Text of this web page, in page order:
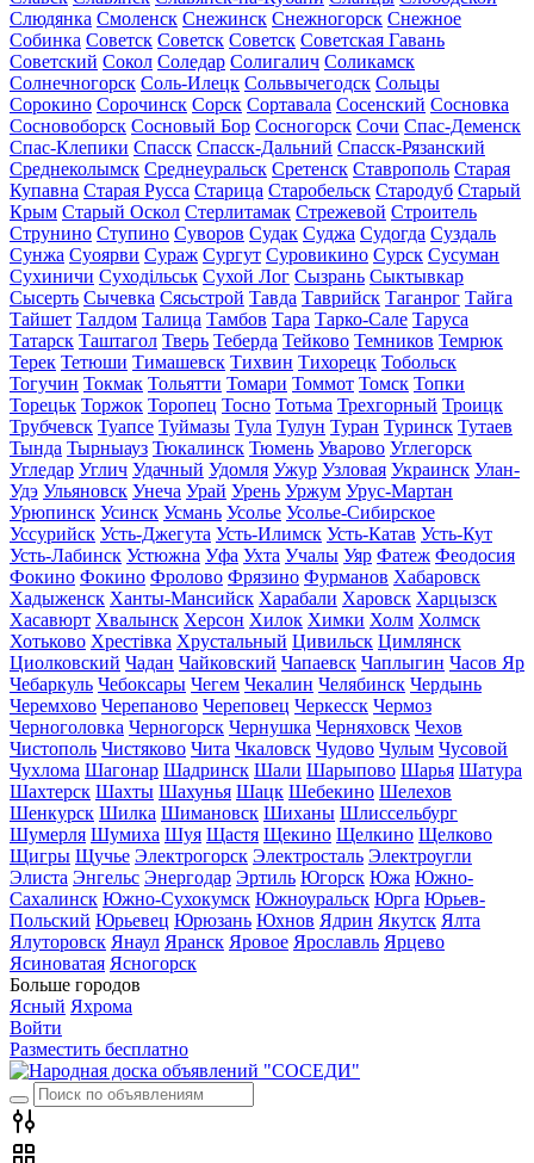
Слюдянка Смоленск Снежинск Снежногорск Снежное
Собинка Советск Советск Советск Советская Гавань
Советский Сокол Соледар Солигалич Соликамск
Солнечногорск Соль-Илецк Сольвычегодск Сольцы
Сорокино Сорочинск Сорск Сортавала Сосенский Сосновка
Сосновоборск Сосновый Бор Сосногорск Сочи Спас-Деменск
Спас-Клепики Спасск Спасск-Дальний Спасск-Рязанский
Среднеколымск Среднеуральск Сретенск Ставрополь Старая
Купавна Старая Русса Старица Старобельск Стародуб Старый
Крым Старый Оскол Стерлитамак Стрежевой Строитель
Струнино Ступино Суворов Судак Суджа Судогда Суздаль
Сунжа Суоярви Сураж Сургут Суровикино Сурск Сусуман
Сухиничи Суходільськ Сухой Лог Сызрань Сыктывкар
Сысерть Сычевка Сясьстрой Тавда Таврийск Таганрог Тайга
Тайшет Талдом Талица Тамбов Тара Тарко-Сале Таруса
Татарск Таштагол Тверь Теберда Тейково Темников Темрюк
Терек Тетюши Тимашевск Тихвин Тихорецк Тобольск
Тогучин Токмак Тольятти Томари Томмот Томск Топки
Торецьк Торжок Торопец Тосно Тотьма Трехгорный Троицк
Трубчевск Туапсе Туймазы Тула Тулун Туран Туринск Тутаев
Тында Тырныауз Тюкалинск Тюмень Уварово Углегорск
Угледар Углич Удачный Удомля Ужур Узловая Украинск Улан-
Удэ Ульяновск Унеча Урай Урень Уржум Урус-Мартан
Урюпинск Усинск Усмань Усолье Усолье-Сибирское
Уссурийск Усть-Джегута Усть-Илимск Усть-Катав Усть-Кут
Усть-Лабинск Устюжна Уфа Ухта Учалы Уяр Фатеж Феодосия
Фокино Фокино Фролово Фрязино Фурманов Хабаровск
Хадыженск Ханты-Мансийск Харабали Харовск Харцызск
Хасавюрт Хвалынск Херсон Хилок Химки Холм Холмск
Хотьково Хрестівка Хрустальный Цивильск Цимлянск
Циолковский Чадан Чайковский Чапаевск Чаплыгин Часов Яр
Чебаркуль Чебоксары Чегем Чекалин Челябинск Чердынь
Черемхово Черепаново Череповец Черкесск Чермоз
Черноголовка Черногорск Чернушка Черняховск Чехов
Чистополь Чистяково Чита Чкаловск Чудово Чулым Чусовой
Чухлома Шагонар Шадринск Шали Шарыпово Шарья Шатура
Шахтерск Шахты Шахунья Шацк Шебекино Шелехов
Шенкурск Шилка Шимановск Шиханы Шлиссельбург
Шумерля Шумиха Шуя Щастя Щекино Щелкино Щелково
Щигры Щучье Электрогорск Электросталь Электроугли
Элиста Энгельс Энергодар Эртиль Югорск Южа Южно-
Сахалинск Южно-Сухокумск Южноуральск Юрга Юрьев-
Польский Юрьевец Юрюзань Юхнов Ядрин Якутск Ялта
Ялуторовск Янаул Яранск Яровое Ярославль Ярцево
Ясиноватая Ясногорск
Больше городов
Ясный Яхрома
Войти
Разместить бесплатно